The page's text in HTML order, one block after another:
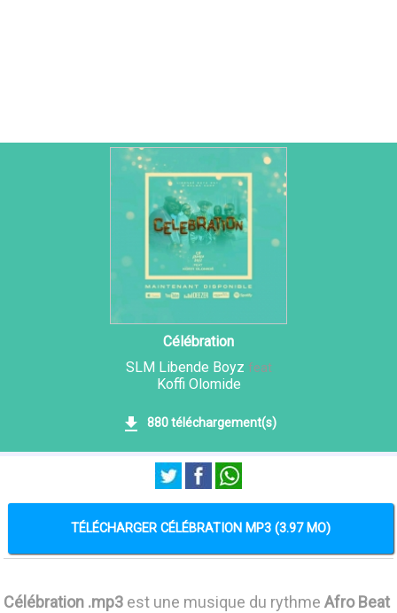
Célébration
SLM Libende Boyz feat
Koffi Olomide
880 téléchargement(s)
TÉLÉCHARGER CÉLÉBRATION MP3 (3.97 MO)
Célébration .mp3 est une musique du rythmeAfro Beat